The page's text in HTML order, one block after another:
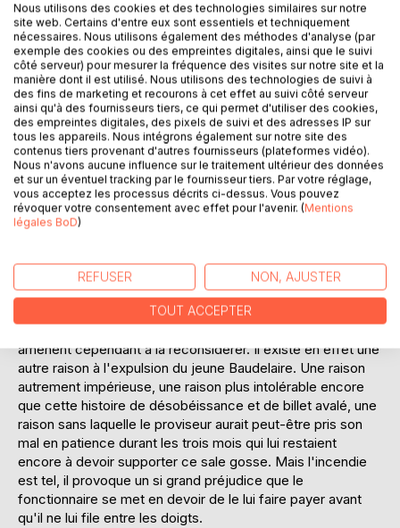
DESCRIPTION
Le 18 avril 1839, Charles Baudelaire, 18 ans, est renvoyé du
collège pour avoir refusé de livrer un billet qu'un camarade
venait de lui glisser. Il avale le bout de papier. Au proviseur
qui lui ordonne de révéler son contenu, Baudelaire répond
par des ricanements. C'est la goutte d'eau qui fait
déborder le vase. Exaspéré par l'insubordination dont le
même dans ses foyers.
Bien que cette version des faits soit unanimement admise
parmi les biographes du poète, des éléments nouveaux
amènent cependant à la reconsidérer. Il existe en effet une
autre raison à l'expulsion du jeune Baudelaire. Une raison
autrement impérieuse, une raison plus intolérable encore
que cette histoire de désobéissance et de billet avalé, une
raison sans laquelle le proviseur aurait peut-être pris son
mal en patience durant les trois mois qui lui restaient
encore à devoir supporter ce sale gosse. Mais l'incendie
est tel, il provoque un si grand préjudice que le
fonctionnaire se met en devoir de le lui faire payer avant
qu'il ne lui file entre les doigts.
Nous utilisons des cookies et des technologies similaires sur notre
site web. Certains d'entre eux sont essentiels et techniquement
nécessaires. Nous utilisons également des méthodes d'analyse (par
exemple des cookies ou des empreintes digitales, ainsi que le suivi
côté serveur) pour mesurer la fréquence des visites sur notre site et la
manière dont il est utilisé. Nous utilisons des technologies de suivi à
des fins de marketing et recourons à cet effet au suivi côté serveur
ainsi qu'à des fournisseurs tiers, ce qui permet d'utiliser des cookies,
des empreintes digitales, des pixels de suivi et des adresses IP sur
tous les appareils. Nous intégrons également sur notre site des
contenus tiers provenant d'autres fournisseurs (plateformes vidéo).
Nous n'avons aucune influence sur le traitement ultérieur des données
et sur un éventuel tracking par le fournisseur tiers. Par votre réglage,
vous acceptez les processus décrits ci-dessus. Vous pouvez
révoquer votre consentement avec effet pour l'avenir. (Mentions
légales BoD)
REFUSER NON, AJUSTER
TOUT ACCEPTER